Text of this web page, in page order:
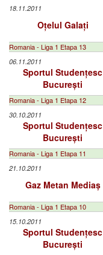
18.11.2011
Oțelul Galați
Romania - Liga 1 Etapa 13
06.11.2011
Sportul Studențesc
București
Romania - Liga 1 Etapa 12
30.10.2011
Sportul Studențesc
București
Romania - Liga 1 Etapa 11
21.10.2011
Gaz Metan Mediaș
Romania - Liga 1 Etapa 10
15.10.2011
Sportul Studențesc
București